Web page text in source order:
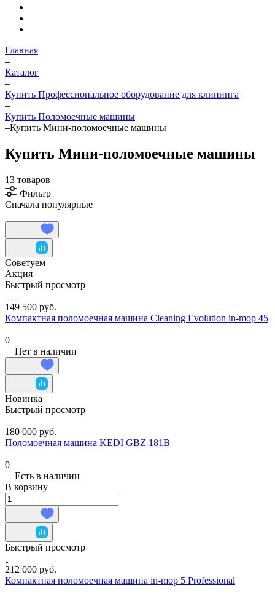
Главная
–
Каталог
–
Купить Профессиональное оборудование для клининга
–
Купить Поломоечные машины
–Купить Мини-поломоечные машины
Купить Мини-поломоечные машины
13 товаров
Фильтр
Сначала популярные
Советуем
Акция
Быстрый просмотр
149 500 руб.
Компактная поломоечная машина Cleaning Evolution in-mop 45
0
Нет в наличии
Новинка
Быстрый просмотр
180 000 руб.
Поломоечная машина KEDI GBZ 181B
0
Есть в наличии
В корзину
Быстрый просмотр
212 000 руб.
Компактная поломоечная машина in-mop 5 Professional